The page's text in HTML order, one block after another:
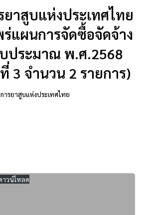
ยาสูบแห่งประเทศไทย
ร่แผนการจัดซื้อจัดจ้าง
ประมาณ พ.ศ.2568
3 จำนวน 2 รายการ)
ารยาสูบแห่งประเทศไทย
าวน์โหลด